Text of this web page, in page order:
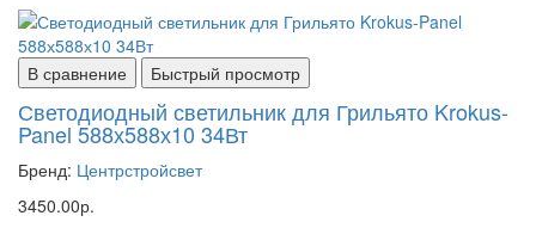
В сравнение Быстрый просмотр
Светодиодный светильник для Грильято Krokus-
Panel 588х588х10 34Вт
Бренд: Центрстройсвет
3450.00р.